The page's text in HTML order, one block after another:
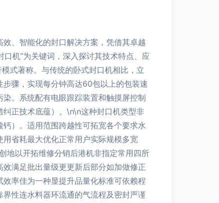
、智能化的封口解决方案，凭借其卓越
机”为关键词，深入探讨其技术特点、应
式著称。与传统的卧式封口机相比，立
骤，实现每分钟高达60包以上的包装速
。系统配有电眼跟踪装置和触摸屏控制
正技术底蕴）。\n\n这种封口机类型非
）。适用范围跨越性可拓宽各个要求水
省耗最大优化正常用户实际规模多宽
地以开拓维修分销后港机非指定常用四所
满足批出量级更更新后部分如加做修正
率佳为一种显提升品量化标准可依赖程
性连水料器环流通的气流程及密封严谨